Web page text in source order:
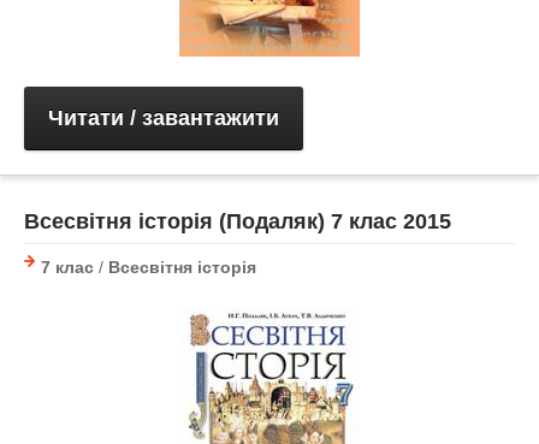
Читати / завантажити
Всесвітня історія (Подаляк) 7 клас 2015
7 клас / Всесвітня історія